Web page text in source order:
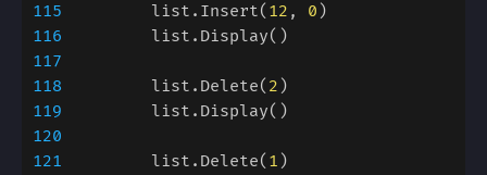
115
	list.Insert(
12 , 0
116
117
118
	list.Delete(
2
119
120
121
	list.Delete(
1